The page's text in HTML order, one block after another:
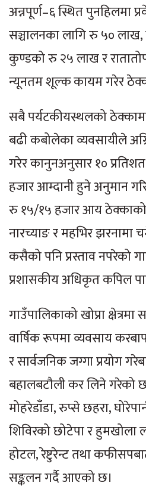
अन्नपूर्ण–६ स्थित पुनहिलमा
सञ्चालनका लागि रु ५० लाख,
कुण्डको रु २५ लाख र
न्यूनतम शूल्क कायम गरेर
सबै पर्यटकीयस्थलको
बढी कबोलेका व्यवसायीले
गरेर कानुनअनुसार १०
हजार आम्दानी हुने अनुमान
रु १५/१५ हजार आय
नारच्याङ र महभिर झरनामा
कसैको पनि प्रस्ताव नपरेको
प्रशासकीय अधिकृत कपिल
गाउँपालिकाको खोप्रा
वार्षिक रूपमा व्यवसाय
र सार्वजनिक जग्गा प्रयोग
बहालबटौली कर लिने गरेको
मोहरेडाँडा, रुप्से छहरा,
शिविरको छोटेपा र हुमखोला
होटल, रेष्टुरेन्ट तथा
सङ्कलन गर्दै आएको छ।